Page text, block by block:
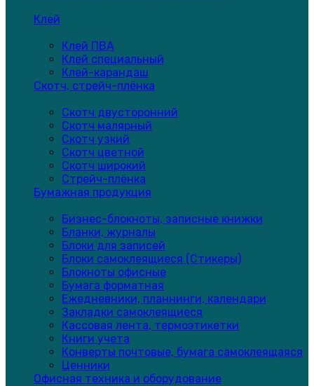
Клей
Клей ПВА
Клей специальный
Клей-карандаш
Скотч, стрейч-плёнка
Скотч двусторонний
Скотч малярный
Скотч узкий
Скотч цветной
Скотч широкий
Стрейч-плёнка
Бумажная продукция
Бизнес-блокноты, записные книжки
Бланки, журналы
Блоки для записей
Блоки самоклеящиеся (Стикеры)
Блокноты офисные
Бумага форматная
Ежедневники, планнинги, календари
Закладки самоклеящиеся
Кассовая лента, термоэтикетки
Книги учета
Конверты почтовые, бумага самоклеящаяся
Ценники
Офисная техника и оборудование